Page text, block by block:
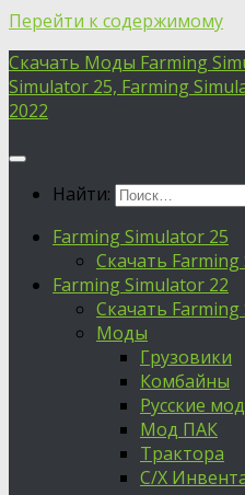
Перейти к содержимому
Скачать Моды Farming
Simulator 25, Farming
2022
Найти:
Farming Simulator 25
Скачать
Farming Simulator 22
Скачать
Моды
Грузовики
Комбайны
Русские
Мод ПАК
Трактора
С/Х